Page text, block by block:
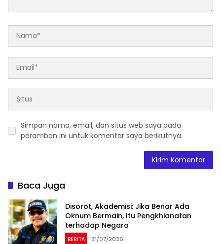
Simpan nama, email, dan situs web saya pada
peramban ini untuk komentar saya berikutnya.
Baca Juga
Disorot, Akademisi: Jika Benar Ada
Oknum Bermain, Itu Pengkhianatan
terhadap Negara
BERITA 31/07/2026